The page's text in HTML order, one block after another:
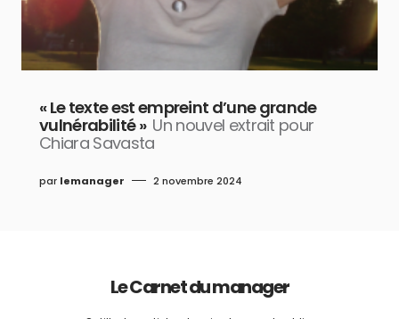
« Le texte est empreint d’une grande
vulnérabilité » Un nouvel extrait pour
Chiara Savasta
par lemanager 2 novembre 2024
Le Carnet du manager